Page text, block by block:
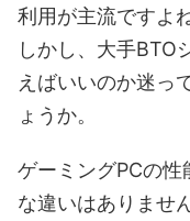
利用が主流ですよね
しかし、大手BTO
えばいいのか迷っ
ょうか。
ゲーミングPCの性
な違いはありませ